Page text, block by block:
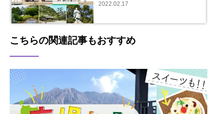
2022.02.17
こちらの関連記事もおすすめ